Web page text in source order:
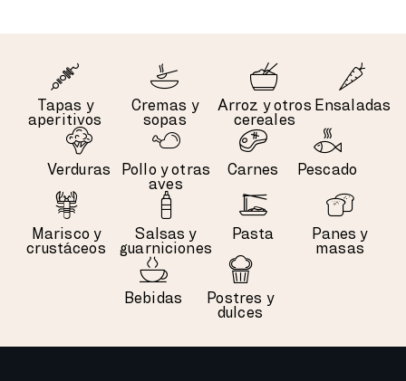
Tapas y
aperitivos
Cremas y
sopas
Arroz y otros
cereales
Ensaladas
Verduras
Pollo y otras
aves
Carnes Pescado
Marisco y
crustáceos
Salsas y
guarniciones
Pasta
Panes y
masas
Bebidas
Postres y
dulces